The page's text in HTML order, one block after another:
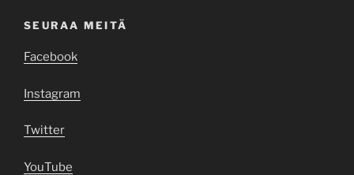
SEURAA MEITÄ
Facebook
Instagram
Twitter
YouTube